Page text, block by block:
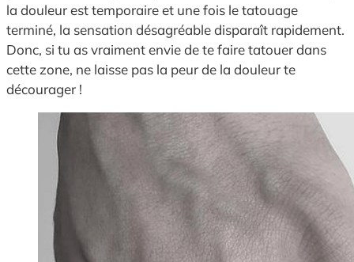
la douleur est temporaire et une fois le tatouage
terminé, la sensation désagréable disparaît rapidement.
Donc, si tu as vraiment envie de te faire tatouer dans
cette zone, ne laisse pas la peur de la douleur te
décourager !